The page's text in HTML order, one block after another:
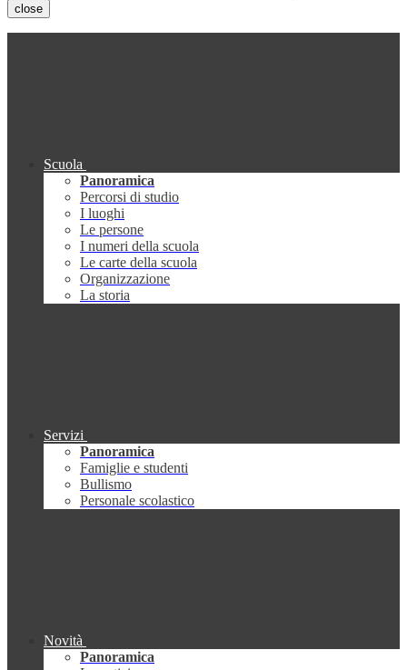
close
Scuola
Panoramica
Percorsi di studio
I luoghi
Le persone
I numeri della scuola
Le carte della scuola
Organizzazione
La storia
Servizi
Panoramica
Famiglie e studenti
Bullismo
Personale scolastico
Novità
Panoramica